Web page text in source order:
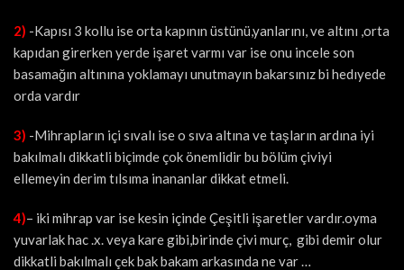
2) -Kapısı 3 kollu ise orta kapının üstünü,yanlarını, ve altını ,orta
kapıdan girerken yerde işaret varmı var ise onu incele son
basamağın altınına yoklamayı unutmayın bakarsınız bi hedıyede
orda vardır
3) -Mihrapların içi sıvalı ise o sıva altına ve taşların ardına iyi
bakılmalı dikkatli biçimde çok önemlidir bu bölüm çiviyi
ellemeyin derim tılsıma inananlar dikkat etmeli.
4)– iki mihrap var ise kesin içinde Çeşitli işaretler vardır.oyma
yuvarlak hac .x. veya kare gibi,birinde çivi murç, gibi demir olur
dikkatli bakılmalı çek bak bakam arkasında ne var …